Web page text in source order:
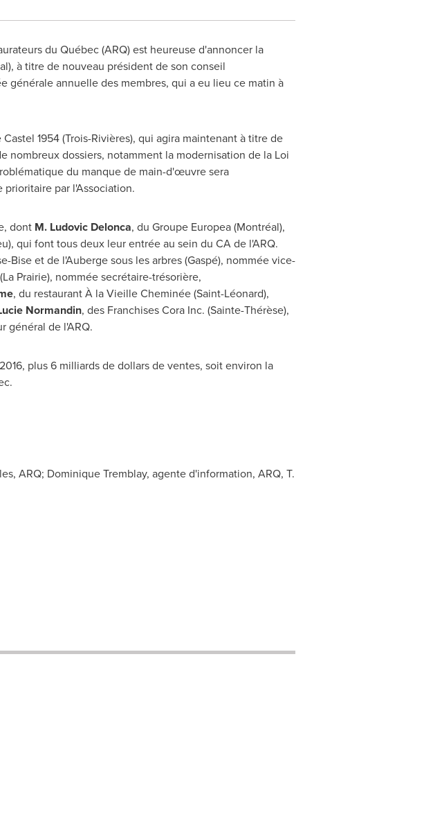
du Québec (ARQ) est heureuse d'annoncer la
à titre de nouveau président de son conseil
générale annuelle des membres, qui a eu lieu ce matin à
Castel 1954 (Trois-Rivières), qui agira maintenant à titre de
nombreux dossiers, notamment la modernisation de la Loi
du manque de main-d'œuvre sera
par l'Association.
dont M. Ludovic Delonca, du Groupe Europea (Montréal),
), qui font tous deux leur entrée au sein du CA de l'ARQ.
Bise et de l'Auberge sous les arbres (Gaspé), nommée vice-
La Prairie), nommée secrétaire-trésorière,
, du restaurant À la Vieille Cheminée (Saint-Léonard),
Normandin, des Franchises Cora Inc. (Sainte-Thérèse),
général de l'ARQ.
plus 6 milliards de dollars de ventes, soit environ la
ARQ; Dominique Tremblay, agente d'information, ARQ, T.